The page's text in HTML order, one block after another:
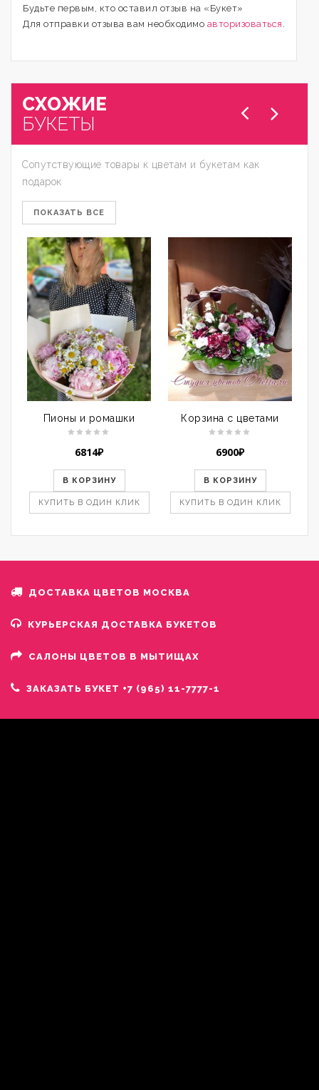
Будьте первым, кто оставил отзыв на «Букет»
Для отправки отзыва вам необходимо авторизоваться .
СХОЖИЕ
БУКЕТЫ
Сопутствующие товары к цветам и букетам как
подарок
ПОКАЗАТЬ ВСЕ
Пионы и ромашки
6814₽
В КОРЗИНУ
КУПИТЬ В ОДИН КЛИК
Корзина с цветами
6900₽
В КОРЗИНУ
КУПИТЬ В ОДИН КЛИК
ДОСТАВКА ЦВЕТОВ МОСКВА
КУРЬЕРСКАЯ ДОСТАВКА БУКЕТОВ
САЛОНЫ ЦВЕТОВ В МЫТИЩАХ
ЗАКАЗАТЬ БУКЕТ +7 (965) 11-7777-1